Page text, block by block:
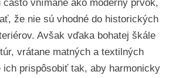
vnímané ako moderný prvok,
že nie sú vhodné do historických
Avšak vďaka bohatej škále
vrátane matných a textilných
ich prispôsobiť tak, aby harmonicky